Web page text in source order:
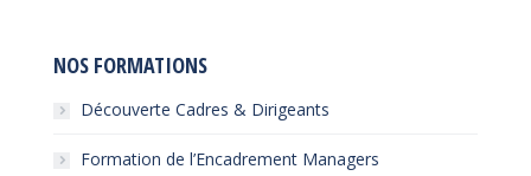
NOS FORMATIONS
Découverte Cadres & Dirigeants
Formation de l’Encadrement Managers